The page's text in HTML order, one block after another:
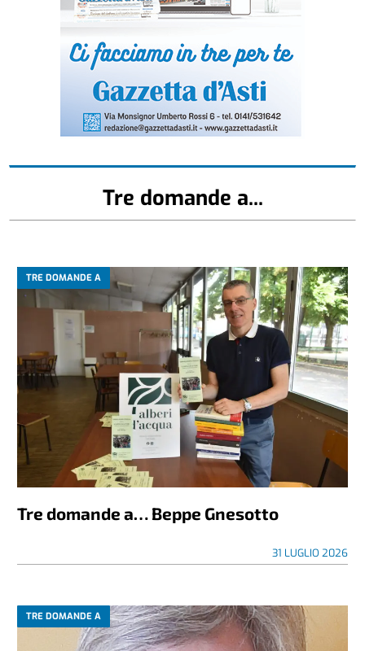
Tre domande a...
TRE DOMANDE A
Tre domande a… Beppe Gnesotto
31 LUGLIO 2026
TRE DOMANDE A